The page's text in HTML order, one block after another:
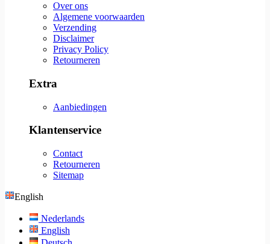
Over ons
Algemene voorwaarden
Verzending
Disclaimer
Privacy Policy
Retourneren
Extra
Aanbiedingen
Klantenservice
Contact
Retourneren
Sitemap
English
Nederlands
English